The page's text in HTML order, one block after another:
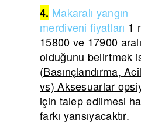
4. Makaralı yangın
merdivenifiyatları 1
15800 ve 17900
olduğunu belirtmek
(Basınçlandırma,
vs) Aksesuarlar
için talep edilmesi
farkı yansıyacaktır.